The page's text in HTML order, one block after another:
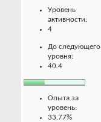
Уровень
активности:
4
До следующего
уровня:
40.4
Опыта за
уровень:
33.77%